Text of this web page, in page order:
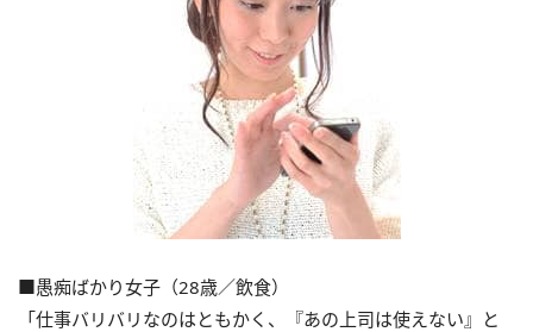
■愚痴ばかり女子（28歳／飲食）
「仕事バリバリなのはともかく、『あの上司は使えない』と